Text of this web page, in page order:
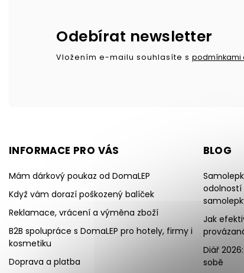
INFORMACE PRO VÁS
Mám dárkový poukaz od DomaLEP
Když vám dorazí poškozený balíček
Reklamace, vrácení a výměna zboží
B2B spolupráce s DomaLEP pro hotely, firmy i
kosmetiku
Doprava a platba
BLOG
Jak
Diář
sobě
Odebírat newsletter
Vložením e-mailu souhlasíte s podmínkami